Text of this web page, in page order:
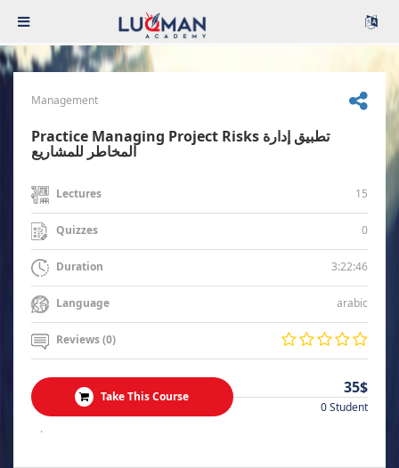
Management
Practice Managing Project Risks تطبيق إدارة
المخاطر للمشاريع
Lectures 15
Quizzes 0
Duration 3:22:46
Language arabic
Reviews (0)
Take This Course 35$
0 Student
.